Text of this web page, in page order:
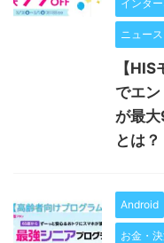
インタ
ニュース
【
でエン
が最
とは？
Android
お金・